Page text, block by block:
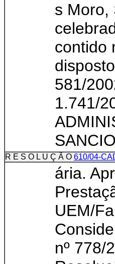
s Moro,
contido
581/
1.741/
R E S O L U Ç Ã O 610/04-
ária.
UEM/
nº 778/